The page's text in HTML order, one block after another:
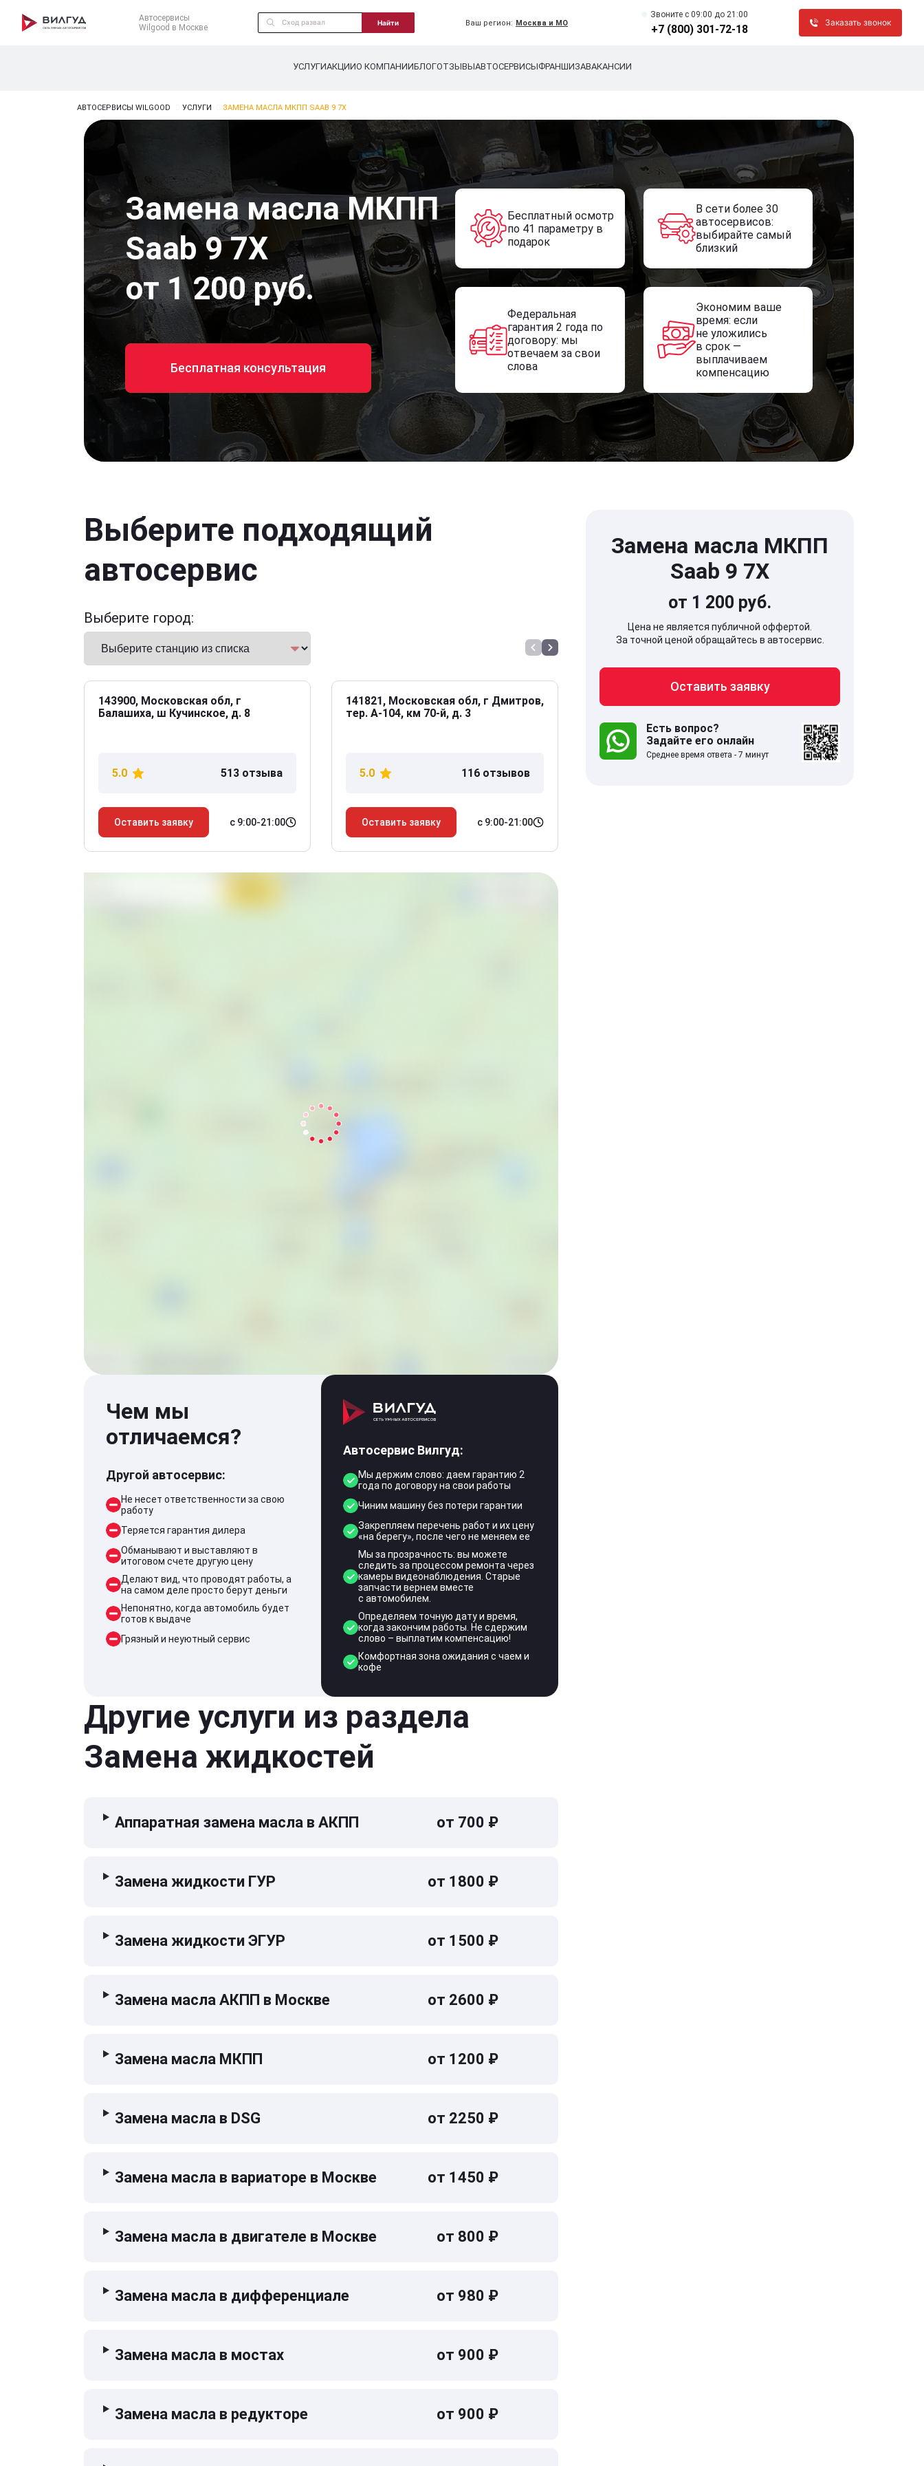
Автосервисы
Wilgood в Москве
Найти Ваш регион: Москва и МО
Звоните c 09:00 до 21:00
+7 (800) 301-72-18
Заказать звонок
УСЛУГИАКЦИИО КОМПАНИИБЛОГОТЗЫВЫАВТОСЕРВИСЫФРАНШИЗАВАКАНСИИ
АВТОСЕРВИСЫ WILGOOD УСЛУГИ ЗАМЕНА МАСЛА МКПП SAAB 9 7X
Замена масла МКПП
Saab 9 7X
от 1 200 руб.
Бесплатная консультация
Бесплатный осмотр
по 41 параметру в
подарок
В сети более 30
автосервисов:
выбирайте самый
близкий
Федеральная
гарантия 2 года по
договору: мы
отвечаем за свои
слова
Экономим ваше
время: если
не уложились
в срок —
выплачиваем
компенсацию
Выберите подходящий
автосервис
Выберите город:
143900, Московская обл, г
Балашиха, ш Кучинское, д. 8
5.0 513 отзыва
Оставить заявку с 9:00-21:00
141821, Московская обл, г Дмитров,
тер. А-104, км 70-й, д. 3
5.0 116 отзывов
Оставить заявку с 9:00-21:00
141707, Московская обл,
дом 5
Чем мы
отличаемся?
Другой автосервис:
Не несет ответственности за свою
работу
Теряется гарантия дилера
Обманывают и выставляют в
итоговом счете другую цену
Делают вид, что проводят работы, а
на самом деле просто берут деньги
Непонятно, когда автомобиль будет
готов к выдаче
Грязный и неуютный сервис
Автосервис Вилгуд:
Мы держим слово: даем гарантию 2
года по договору на свои работы
Чиним машину без потери гарантии
Закрепляем перечень работ и их цену
«на берегу», после чего не меняем ее
Мы за прозрачность: вы можете
следить за процессом ремонта через
камеры видеонаблюдения. Старые
запчасти вернем вместе
с автомобилем.
Определяем точную дату и время,
когда закончим работы. Не сдержим
слово – выплатим компенсацию!
Комфортная зона ожидания с чаем и
кофе
Другие услуги из раздела
Замена жидкостей
Аппаратная замена масла в АКПП от 700 ₽
Замена жидкости ГУР от 1800 ₽
Замена жидкости ЭГУР от 1500 ₽
Замена масла АКПП в Москве от 2600 ₽
Замена масла МКПП от 1200 ₽
Замена масла в DSG от 2250 ₽
Замена масла в вариаторе в Москве от 1450 ₽
Замена масла в двигателе в Москве от 800 ₽
Замена масла в дифференциале от 980 ₽
Замена масла в мостах от 900 ₽
Замена масла в редукторе от 900 ₽
Замена масла МКПП
Saab 9 7X
от 1 200 руб.
Цена не является публичной оффертой.
За точной ценой обращайтесь в автосервис.
Оставить заявку
Есть вопрос?
Задайте его онлайн
Среднее время ответа - 7 минут